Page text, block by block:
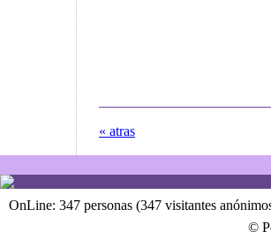
« atras
OnLine: 347 personas (347 visitantes
©